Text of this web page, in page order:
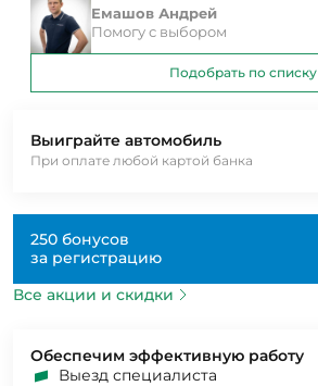
Выиграйте автомобиль
При оплате любой картой банка
250 бонусов
за регистрацию
Все акции и скидки
Обеспечим эффективную работу
Выезд специалиста
Емашов Андрей
Помогу с выбором
Подобрать по списку